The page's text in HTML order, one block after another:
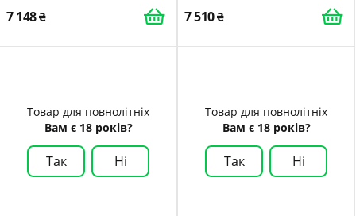
7 148 7 510
Товар для повнолітніх
Вам є 18 років?
Так Ні
Товар для повнолітніх
Вам є 18 років?
Так Ні